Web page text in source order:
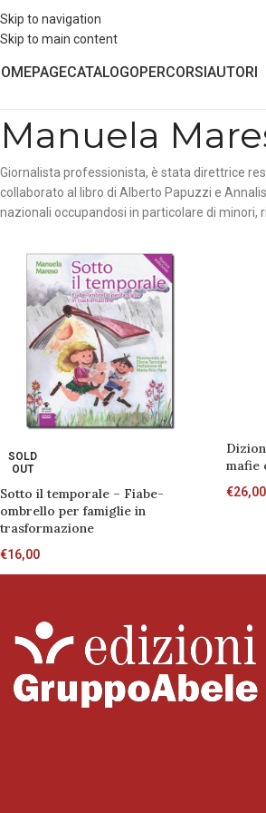
Skip to navigation
Skip to main content
CATALOGOPERCORSIAUTORI
Manuela
Giornalista professionista, è stata direttrice
collaborato al libro di Alberto Papuzzi e
nazionali occupandosi in particolare di minori,
SOLD
OUT
Sotto il temporale – Fiabe-
ombrello per famiglie in
trasformazione
€16,00
mafie
€26,00